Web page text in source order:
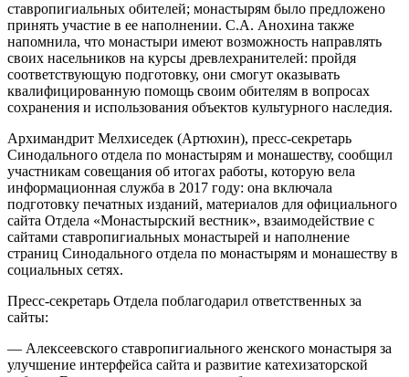
ставропигиальных обителей; монастырям было предложено
принять участие в ее наполнении. С.А. Анохина также
напомнила, что монастыри имеют возможность направлять
своих насельников на курсы древлехранителей: пройдя
соответствующую подготовку, они смогут оказывать
квалифицированную помощь своим обителям в вопросах
сохранения и использования объектов культурного наследия.
Архимандрит Мелхиседек (Артюхин), пресс-секретарь
Синодального отдела по монастырям и монашеству, сообщил
участникам совещания об итогах работы, которую вела
информационная служба в 2017 году: она включала
подготовку печатных изданий, материалов для официального
сайта Отдела «Монастырский вестник», взаимодействие с
сайтами ставропигиальных монастырей и наполнение
страниц Синодального отдела по монастырям и монашеству в
социальных сетях.
Пресс-секретарь Отдела поблагодарил ответственных за
сайты:
― Алексеевского ставропигиального женского монастыря за
улучшение интерфейса сайта и развитие катехизаторской